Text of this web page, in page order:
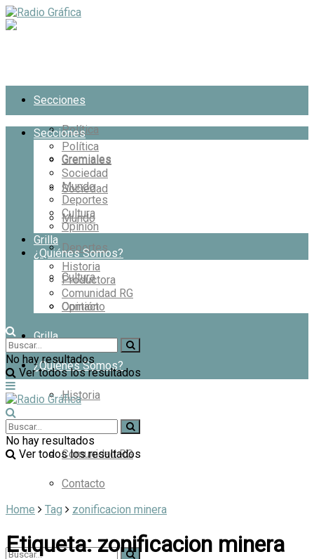
Secciones
Política
Gremiales
Sociedad
Mundo
Deportes
Cultura
Opinión
Grilla
¿Quiénes Somos?
Historia
Productora
Comunidad RG
Contacto
Secciones
Política
Gremiales
Sociedad
Mundo
Deportes
Cultura
Opinión
Grilla
¿Quiénes Somos?
Historia
Productora
Comunidad RG
Contacto
No hay resultados
Ver todos los resultados
No hay resultados
Ver todos los resultados
Home Tag zonificacion minera
Etiqueta:zonificacion minera